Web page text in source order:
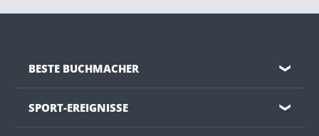
BESTE BUCHMACHER ❯
SPORT-EREIGNISSE ❯